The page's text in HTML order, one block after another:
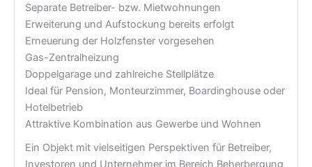
Separate Betreiber- bzw. Mietwohnungen
Erweiterung und Aufstockung bereits erfolgt
Erneuerung der Holzfenster vorgesehen
Gas-Zentralheizung
Doppelgarage und zahlreiche Stellplätze
Ideal für Pension, Monteurzimmer, Boardinghouse oder
Hotelbetrieb
Attraktive Kombination aus Gewerbe und Wohnen
Ein Objekt mit vielseitigen Perspektiven für Betreiber,
Investoren und Unternehmer im Bereich Beherbergung